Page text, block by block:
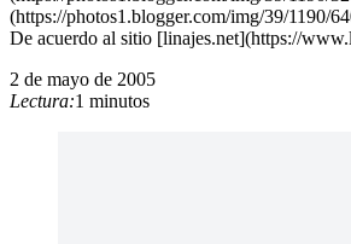
(https://photos1.blogger.com/img/39/1190/
De acuerdo al sitio [linajes.net](https://
2 de mayo de 2005
Lectura:1 minutos